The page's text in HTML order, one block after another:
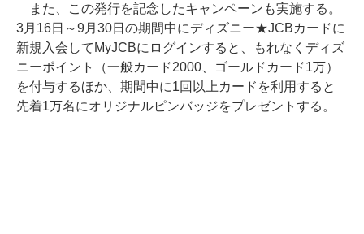
また、この発行を記念したキャンペーンも実施する。
3月16日～9月30日の期間中にディズニー★JCBカードに
新規入会してMyJCBにログインすると、もれなくディズ
ニーポイント（一般カード2000、ゴールドカード1万）
を付与するほか、期間中に1回以上カードを利用すると
先着1万名にオリジナルピンバッジをプレゼントする。